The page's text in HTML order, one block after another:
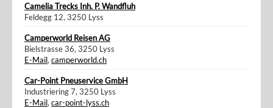
Camelia Trecks Inh. P. Wandfluh
Feldegg 12, 3250 Lyss
Camperworld Reisen AG
Bielstrasse 36, 3250 Lyss
E-Mail, camperworld.ch
Car-Point Pneuservice GmbH
Industriering 7, 3250 Lyss
E-Mail, car-point-lyss.ch